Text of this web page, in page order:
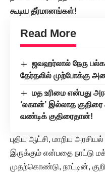
கூடிய தீர்மானங்கள்!
Read More
ஜவஹர்லால் நேரு
தேர்தலில் முற்போக்கு
மத உரிமை என்பது
‘லகான்’ இல்லாத
வண்டிக் குதிரைதான்!
புதிய ஆட்சி, மாறிய அரசியல்
இருக்கும் என்பதை நாட்டு
முதற்கொண்டு, நாட்டின்,